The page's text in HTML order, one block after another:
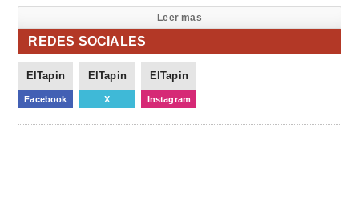
Leer mas
REDES SOCIALES
ElTapin
Facebook
ElTapin
X
ElTapin
Instagram